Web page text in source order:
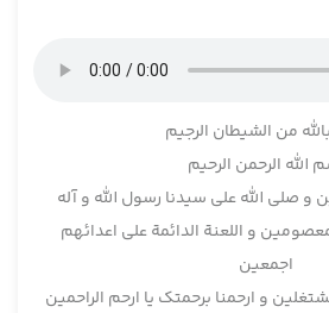
من الشیطان الرجیم
الله الرحمن الرحیم
و صلی الله علی سیدنا رسول الله و آله
و اللعنة الدائمة علی اعدائهم
اجمعین
و ارحمنا برحمتک یا ارحم الراحمین